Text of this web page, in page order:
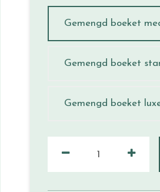
Gemengd boeket
Gemengd boeket
Gemengd boeket